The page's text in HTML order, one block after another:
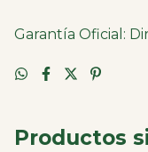
Garantía Oficial:
Productos